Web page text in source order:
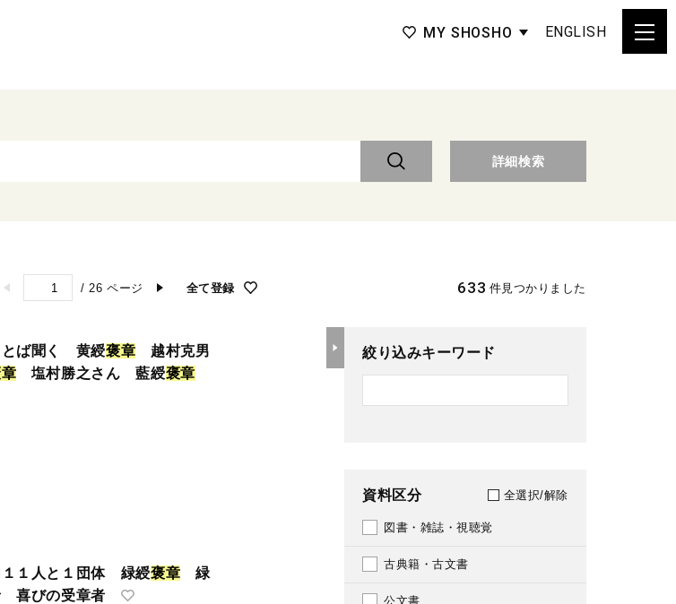
MY SHOSHO ENGLISH
詳細検索
/ 26 ページ 全て登録 633 件見つかりました
ば聞く 黄綬褒章 越村克男
章 塩村勝之さん 藍綬褒章
１人と１団体 緑綬褒章 緑
喜びの受章者
絞り込みキーワード
資料区分 全選択/解除
図書・雑誌・視聴覚
古典籍・古文書
公文書